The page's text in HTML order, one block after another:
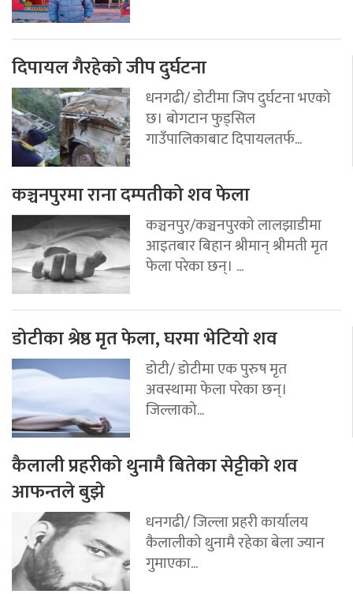
दिपायल गैरहेको जीप दुर्घटना
धनगढी/ डोटीमा जिप दुर्घटना भएको
छ। बोगटान फुड्सिल
गाउँपालिकाबाट दिपायलतर्फ...
कञ्चनपुरमा राना दम्पतीको शव फेला
कञ्चनपुर/कञ्चनपुरको लालझाडीमा
आइतबार बिहान श्रीमान् श्रीमती मृत
फेला परेका छन्। ...
डोटीका श्रेष्ठ मृत फेला, घरमा भेटियो शव
डोटी/ डोटीमा एक पुरुष मृत
अवस्थामा फेला परेका छन्।
जिल्लाको...
कैलाली प्रहरीको थुनामै बितेका सेट्टीको शव
आफन्तले बुझे
धनगढी/ जिल्ला प्रहरी कार्यालय
कैलालीको थुनामै रहेका बेला ज्यान
गुमाएका...